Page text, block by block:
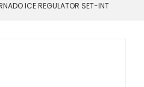
ICE REGULATOR SET-INT